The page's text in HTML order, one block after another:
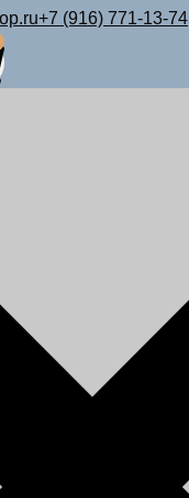
+7 (916) 771-13-74